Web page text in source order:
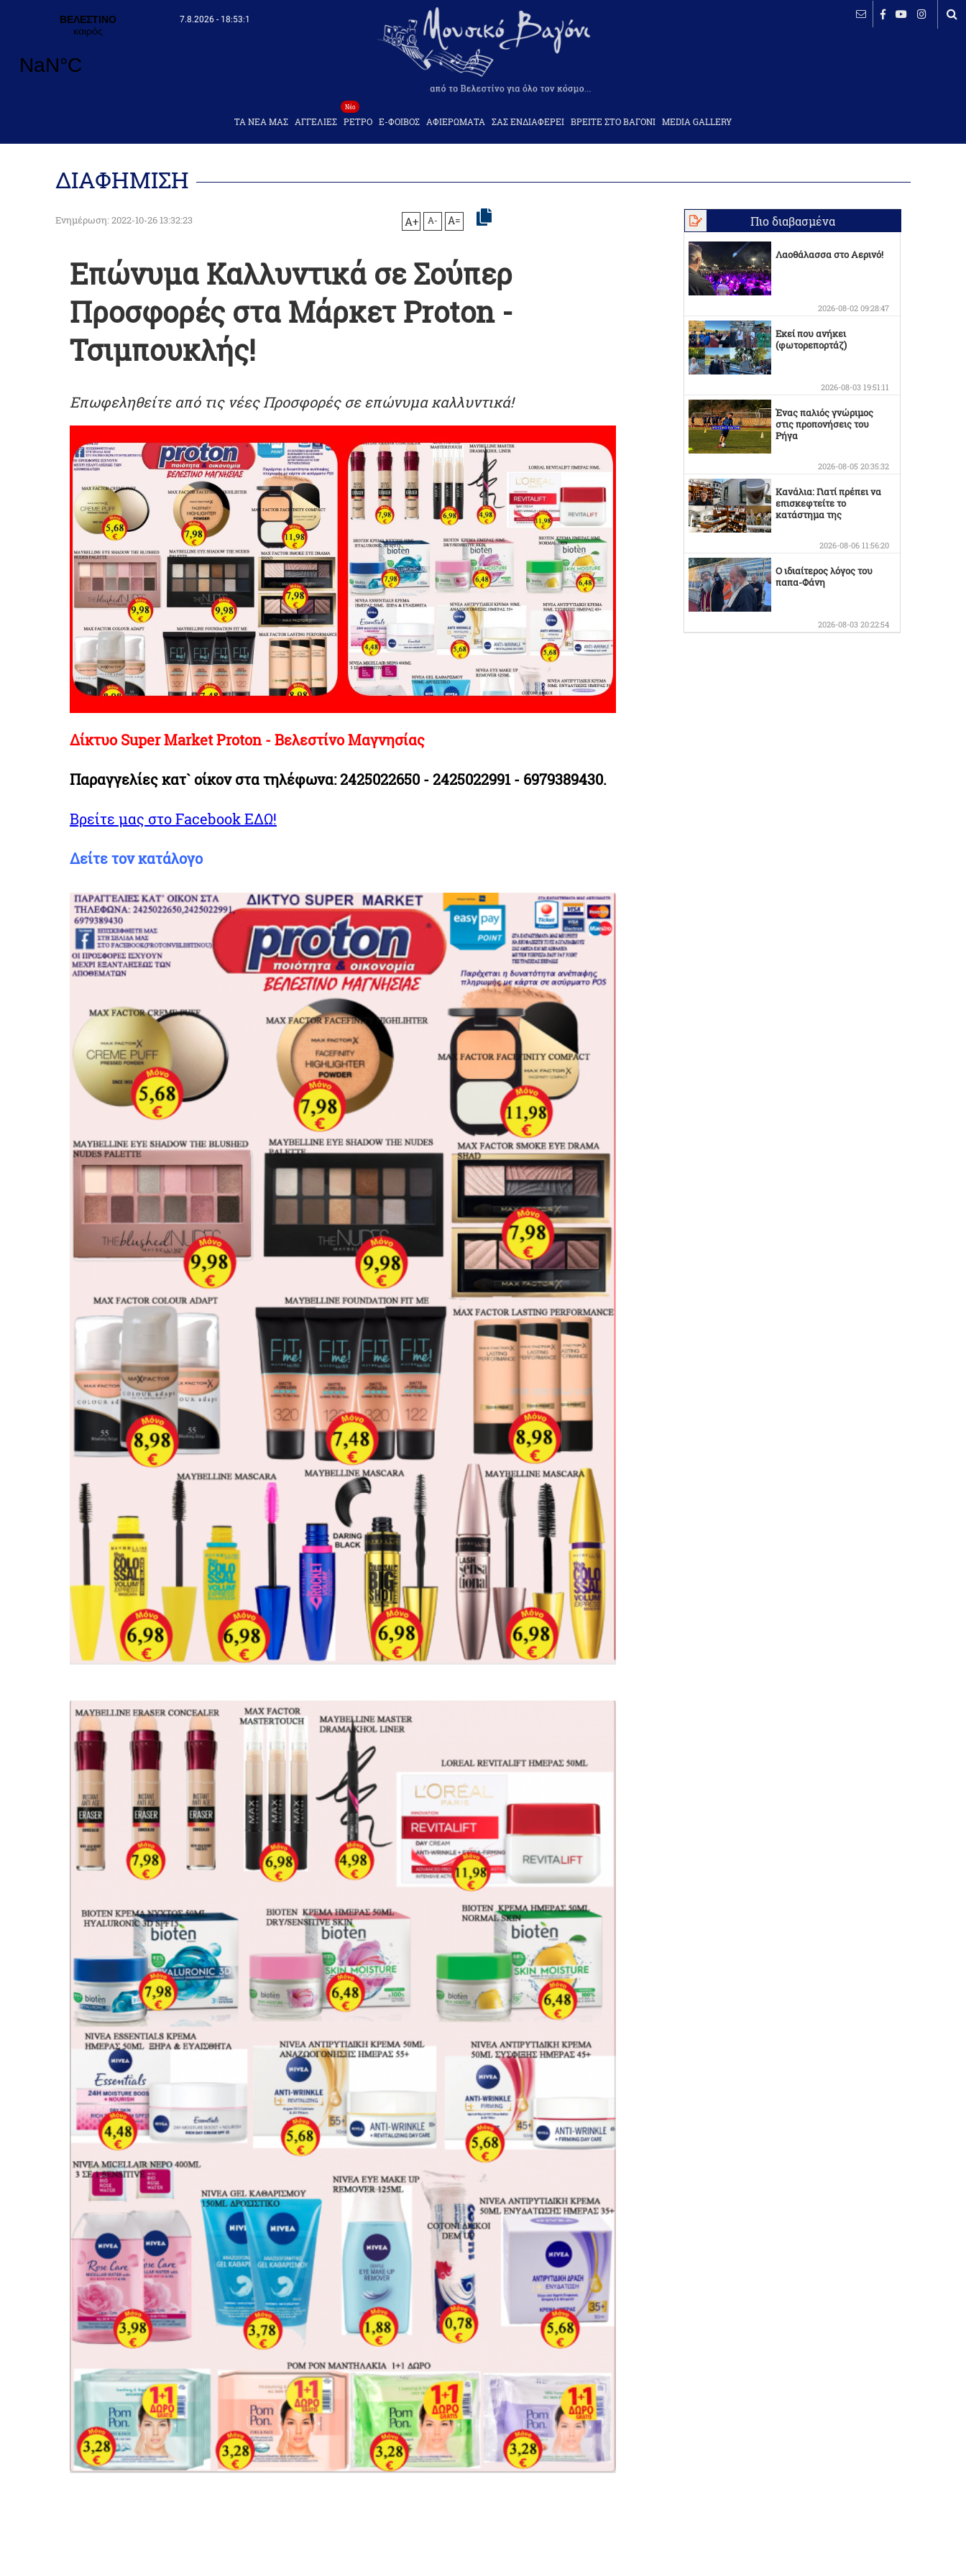
7.8.2026 - 18:53:2
ΤΑ ΝΕΑ ΜΑΣ AΓΓΕΛΙΕΣ
Νέο
ΡΕΤΡΟ Ε-ΦΟΙΒΟΣ ΑΦΙΕΡΩΜΑΤΑ ΣΑΣ ΕΝΔΙΑΦΕΡΕΙ ΒΡΕΙΤΕ ΣΤΟ ΒΑΓΟΝΙ MEDIA GALLERY
ΔΙΑΦΗΜΙΣΗ
Ενημέρωση: 2022-10-26 13:32:23 A+ A- A=
Επώνυμα Καλλυντικά σε Σούπερ
Προσφορές στα Μάρκετ Proton -
Τσιμπουκλής!
Επωφεληθείτε από τις νέες Προσφορές σε επώνυμα καλλυντικά!
Δίκτυο Super Market Proton - Βελεστίνο Μαγνησίας
Παραγγελίες κατ` οίκον στα τηλέφωνα: 2425022650 - 2425022991 - 6979389430.
Βρείτε μας στο Facebook ΕΔΩ!
Δείτε τον κατάλογο
Πιο διαβασμένα
Λαοθάλασσα στο Αερινό!
2026-08-02 09:28:47
Εκεί που ανήκει
(φωτορεπορτάζ)
2026-08-03 19:51:11
Ένας παλιός γνώριμος
στις προπονήσεις του
Ρήγα
2026-08-05 20:35:32
Κανάλια: Γιατί πρέπει να
επισκεφτείτε το
κατάστημα της
2026-08-06 11:56:20
Ο ιδιαίτερος λόγος του
παπα-Φάνη
2026-08-03 20:22:54